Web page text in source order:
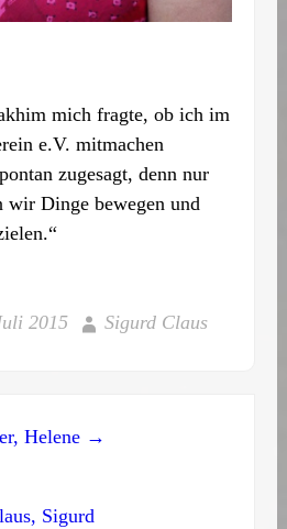
mich fragte, ob ich im
e.V. mitmachen
zugesagt, denn nur
wir Dinge bewegen und
2015 Sigurd Claus
Helene →
Sigurd